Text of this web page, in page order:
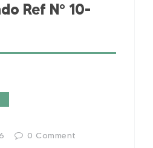
Ref N° 10-
0 Comment